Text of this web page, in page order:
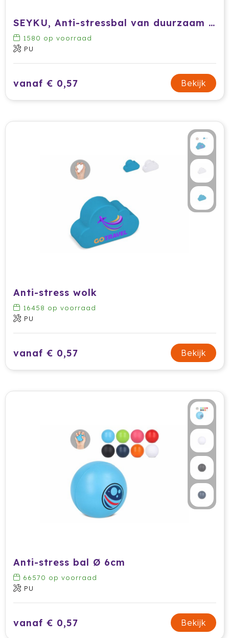
SEYKU, Anti-stressbal van duurzaam PU-materiaal
1580 op voorraad
PU
vanaf € 0,57 Bekijk
Anti-stress wolk
16458 op voorraad
PU
vanaf € 0,57 Bekijk
Anti-stress bal Ø 6cm
66570 op voorraad
PU
vanaf € 0,57 Bekijk